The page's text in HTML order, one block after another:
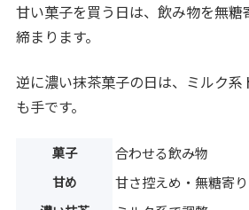
甘い菓子を買う日は、飲み物を無糖
締まります。
逆に濃い抹茶菓子の日は、ミルク系
も手です。
菓子 合わせる飲み物
甘め 甘さ控えめ・無糖寄り